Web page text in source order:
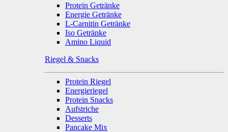
Protein Getränke
Energie Getränke
L-Carnitin Getränke
Iso Getränke
Amino Liquid
Riegel & Snacks
Protein Riegel
Energieriegel
Protein Snacks
Aufstriche
Desserts
Pancake Mix